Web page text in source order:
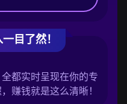
目了然！
都实时呈现在你的专
赚钱就是这么清晰！